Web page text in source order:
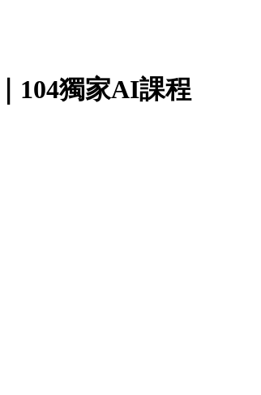
104獨家AI課程